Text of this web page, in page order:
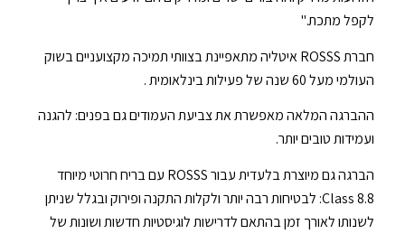
לקפל מתכת."
חברת ROSSS איטליה מתאפיינת בצוותי תמיכה מקצועניים בשוק
העולמי מעל 60 שנה של פעילות בינלאומית .
ההברגה המלאה מאפשרת את צביעת העמודים גם בפנים: להגנה
ועמידות טובים יותר.
הברגה גם מיוצרת בלעדית עבור ROSSS עם בריח חרוטי מיוחד
Class 8.8: לבטיחות רבה יותר ולקלות התקנה ופירוק ובגלל שניתן
לשנותו לאורך זמן בהתאם לדרישות לוגיסטיות חדשות ושונות של